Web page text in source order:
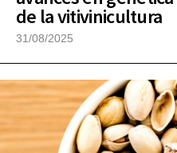
de la vitivinicultura
31/08/2025